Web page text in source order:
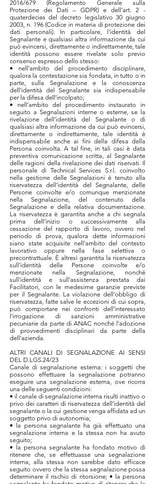
2016/679 (Regolamento Generale sulla
Protezione dei Dati – GDPR) e dell’art. 2 -
quaterdecies del decreto legislativo 30 giugno
2003, n. 196 (Codice in materia di protezione dei
dati personali). In particolare, l’identità del
Segnalante e qualsiasi altra informazione da cui
può evincersi, direttamente o indirettamente, tale
identità possono essere rivelate solo previo
consenso espresso dello stesso:
• nell’ambito del procedimento disciplinare,
qualora la contestazione sia fondata, in tutto o in
parte, sulla Segnalazione e la conoscenza
dell’identità del Segnalante sia indispensabile
per la difesa dell’incolpato;
• nell’ambito del procedimento instaurato in
seguito a Segnalazioni interne o esterne, se la
rivelazione dell’identità del Segnalante o di
qualsiasi altra informazione da cui può evincersi,
direttamente o indirettamente, tale identità è
indispensabile anche ai fini della difesa della
Persona coinvolta. A tal fine, in tali casi è data
preventiva comunicazione scritta, al Segnalante
delle ragioni della rivelazione dei dati riservati. Il
personale di Technical Services S.r.l. coinvolto
nella gestione delle Segnalazioni è tenuto alla
riservatezza dell’identità del Segnalante, delle
Persone coinvolte e/o comunque menzionate
nella Segnalazione, del contenuto della
Segnalazione e della relativa documentazione.
La riservatezza è garantita anche a chi segnala
prima dell’inizio o successivamente alla
cessazione del rapporto di lavoro, ovvero nel
periodo di prova, qualora dette informazioni
siano state acquisite nell’ambito del contesto
lavorativo oppure nella fase selettiva o
precontrattuale. È altresì garantita la riservatezza
sull’identità delle Persone coinvolte e/o
menzionate nella Segnalazione, nonché
sull’identità e sull’assistenza prestata dai
Facilitatori, con le medesime garanzie previste
per il Segnalante. La violazione dell’obbligo di
riservatezza, fatte salve le eccezioni di cui sopra,
può comportare nei confronti dell’interessato
l’irrogazione di sanzioni amministrative
pecuniarie da parte di ANAC nonché l’adozione
di provvedimenti disciplinari da parte della
dell’azienda.
ALTRI CANALI DI SEGNALAZIONE AI SENSI
DEL D.LGS.24/23
Canale di segnalazione esterna: i soggetti che
possono effettuare la segnalazione potranno
eseguire una segnalazione esterna, ove ricorra
una delle seguenti condizioni:
• il canale di segnalazione interna risulti inattivo o
privo dei caratteri di riservatezza dell’identità del
segnalante o la cui gestione venga affidata ad un
soggetto privo di autonomia;
• la persona segnalante ha già effettuato una
segnalazione interna e la stessa non ha avuto
seguito;
• la persona segnalante ha fondato motivo di
ritenere che, se effettuasse una segnalazione
interna, alla stessa non sarebbe dato efficace
seguito ovvero che la stessa segnalazione possa
determinare il rischio di ritorsione; • la persona